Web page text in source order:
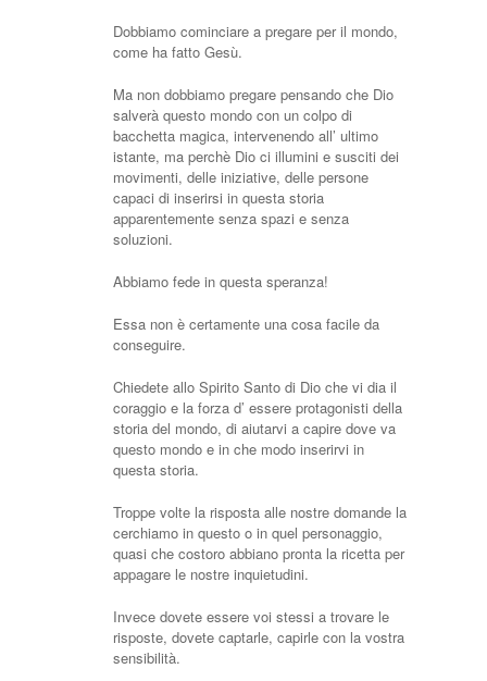
Dobbiamo cominciare a pregare per il mondo,
come ha fatto Gesù.
Ma non dobbiamo pregare pensando che Dio
salverà questo mondo con un colpo di
bacchetta magica, intervenendo all’ ultimo
istante, ma perchè Dio ci illumini e susciti dei
movimenti, delle iniziative, delle persone
capaci di inserirsi in questa storia
apparentemente senza spazi e senza
soluzioni.
Abbiamo fede in questa speranza!
Essa non è certamente una cosa facile da
conseguire.
Chiedete allo Spirito Santo di Dio che vi dia il
coraggio e la forza d’ essere protagonisti della
storia del mondo, di aiutarvi a capire dove va
questo mondo e in che modo inserirvi in
questa storia.
Troppe volte la risposta alle nostre domande la
cerchiamo in questo o in quel personaggio,
quasi che costoro abbiano pronta la ricetta per
appagare le nostre inquietudini.
Invece dovete essere voi stessi a trovare le
risposte, dovete captarle, capirle con la vostra
sensibilità.